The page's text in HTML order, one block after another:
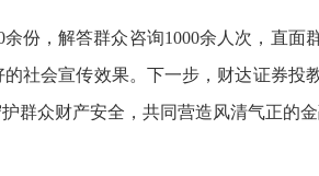
份，解答群众咨询1000余人次，直
社会宣传效果。下一步，财达证券
群众财产安全，共同营造风清气正的金